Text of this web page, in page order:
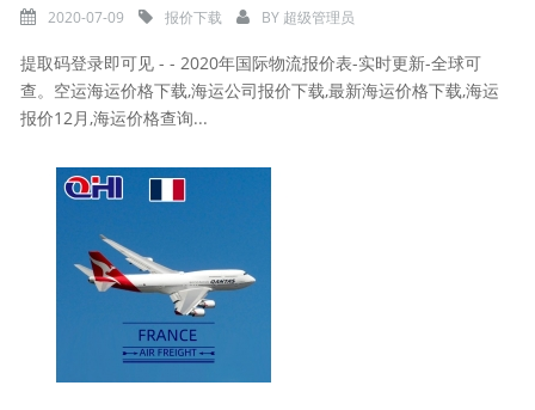
2020-07-09 报价下载 BY 超级管理员
提取码登录即可见 - - 2020年国际物流报价表-实时更新-全球可
查。空运海运价格下载,海运公司报价下载,最新海运价格下载,海运
报价12月,海运价格查询...